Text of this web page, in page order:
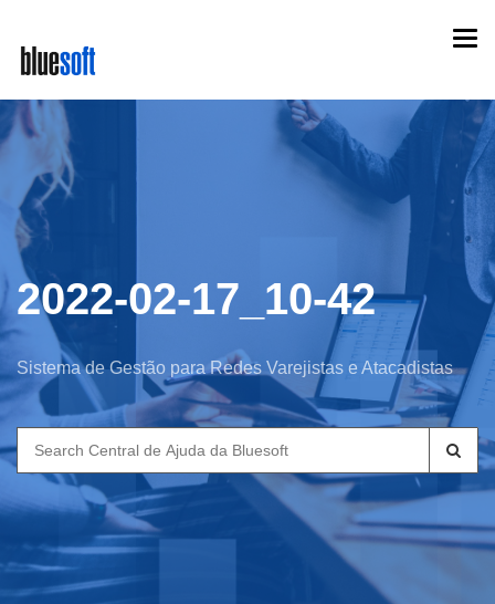
main
content
2022-02-17_10-42
Sistema de Gestão para Redes Varejistas e Atacadistas
Search
for: